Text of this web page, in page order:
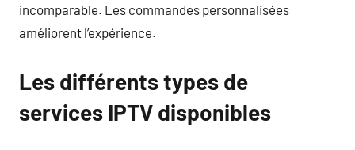
incomparable. Les commandes personnalisées
améliorent l’expérience.
Les différents types de
services IPTV disponibles